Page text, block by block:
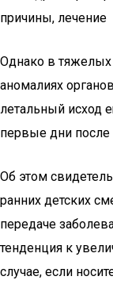
Однако в
аномалиях
летальный исход
первые дни
Об этом
ранних детских
передаче
тенденция к
случае, если